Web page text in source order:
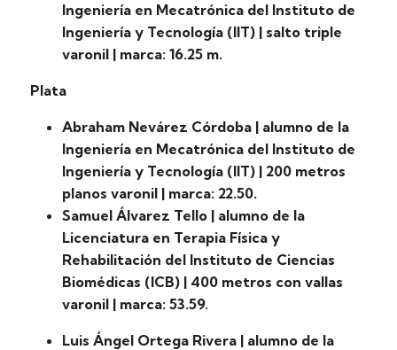
Ingeniería en Mecatrónica del Instituto de
Ingeniería y Tecnología (IIT) | salto triple
varonil | marca: 16.25 m.
Plata
Abraham Nevárez Córdoba | alumno de la
Ingeniería en Mecatrónica del Instituto de
Ingeniería y Tecnología (IIT) | 200 metros
planos varonil | marca: 22.50.
Samuel Álvarez Tello | alumno de la
Licenciatura en Terapia Física y
Rehabilitación del Instituto de Ciencias
Biomédicas (ICB) | 400 metros con vallas
varonil | marca: 53.59.
Luis Ángel Ortega Rivera | alumno de la